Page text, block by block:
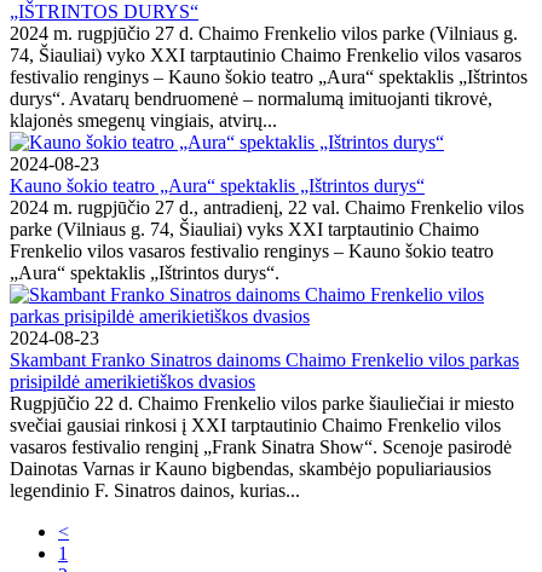
„IŠTRINTOS DURYS“
2024 m. rugpjūčio 27 d. Chaimo Frenkelio vilos parke (Vilniaus g.
74, Šiauliai) vyko XXI tarptautinio Chaimo Frenkelio vilos vasaros
festivalio renginys – Kauno šokio teatro „Aura“ spektaklis „Ištrintos
durys“. Avatarų bendruomenė – normalumą imituojanti tikrovė,
klajonės smegenų vingiais, atvirų...
2024-08-23
Kauno šokio teatro „Aura“ spektaklis „Ištrintos durys“
2024 m. rugpjūčio 27 d., antradienį, 22 val. Chaimo Frenkelio vilos
parke (Vilniaus g. 74, Šiauliai) vyks XXI tarptautinio Chaimo
Frenkelio vilos vasaros festivalio renginys – Kauno šokio teatro
„Aura“ spektaklis „Ištrintos durys“.
2024-08-23
Skambant Franko Sinatros dainoms Chaimo Frenkelio vilos parkas
prisipildė amerikietiškos dvasios
Rugpjūčio 22 d. Chaimo Frenkelio vilos parke šiauliečiai ir miesto
svečiai gausiai rinkosi į XXI tarptautinio Chaimo Frenkelio vilos
vasaros festivalio renginį „Frank Sinatra Show“. Scenoje pasirodė
Dainotas Varnas ir Kauno bigbendas, skambėjo populiariausios
legendinio F. Sinatros dainos, kurias...
<
1